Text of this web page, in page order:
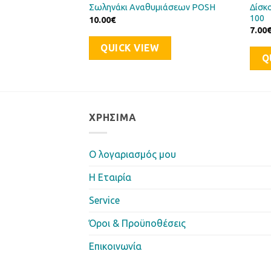
Σωληνάκι Αναθυμιάσεων POSH
10.00€
QUICK VIEW
100
7.00
ΧΡΉΣΙΜΑ
Ο λογαριασμός μου
Η Eταιρία
Service
Όροι & Προϋποθέσεις
Επικοινωνία